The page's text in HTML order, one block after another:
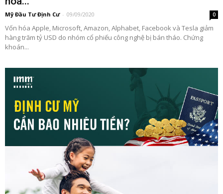
Mỹ Đầu Tư Định Cư - 09/09/2020 0
Vốn hóa Apple, Microsoft, Amazon, Alphabet, Facebook và Tesla giảm
hàng trăm tỷ USD do nhóm cổ phiếu công nghệ bị bán tháo. Chứng
khoán...